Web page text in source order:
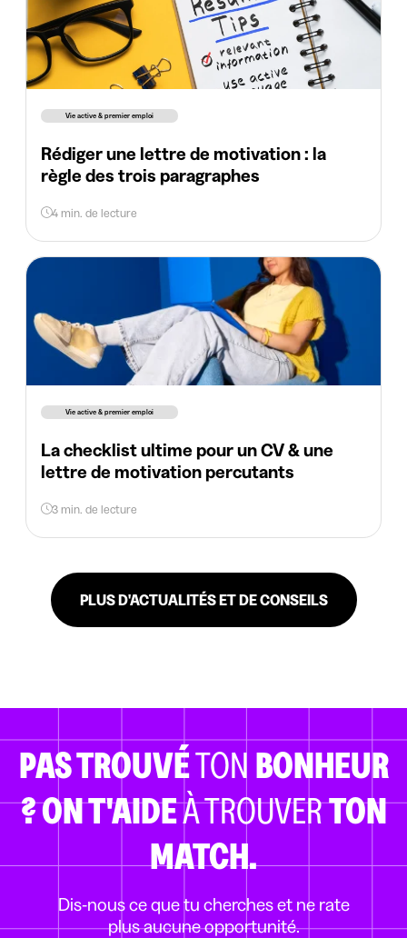
Vie active & premier emploi
Rédiger une lettre de motivation : la
règle des trois paragraphes
4 min. de lecture
Vie active & premier emploi
La checklist ultime pour un CV & une
lettre de motivation percutants
3 min. de lecture
PLUS D'ACTUALITÉS ET DE CONSEILS
PAS TROUVÉTON BONHEUR
?ON T'AIDEÀ TROUVERTON
MATCH.
Dis-nous ce que tu cherches et ne rate
plus aucune opportunité.